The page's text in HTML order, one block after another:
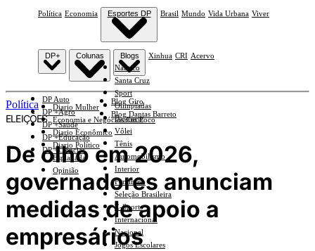
Política Economia Esportes DP
Náutico
Santa Cruz
Sport
Olimpíadas
Basquete
Vôlei
Tênis
Automobilismo
Interior
Feminino
Seleção Brasileira
E-Sports
Internacional
Nacional
Jogos Escolares
Brasil Mundo Vida Urbana Viver
DP+
DP Auto
DP +Agro
DP +Saúde
DP +Educação
DP +Ciências
Colunas
Diario Mulher
Economia e Negócios Em Foco
Diario Econômico
Diario Político
Esplanada
Opinião
Blogs
Blog Giro
Blog Dantas Barreto
Xinhua CRI Acervo
Política
ELEIÇÕES
De olho em 2026,
governadores anunciam
medidas de apoio a
empresários